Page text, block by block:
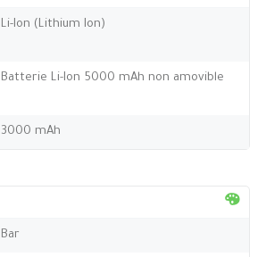
Li-Ion (Lithium Ion)
Batterie Li-Ion 5000 mAh non amovible
3000 mAh
Bar